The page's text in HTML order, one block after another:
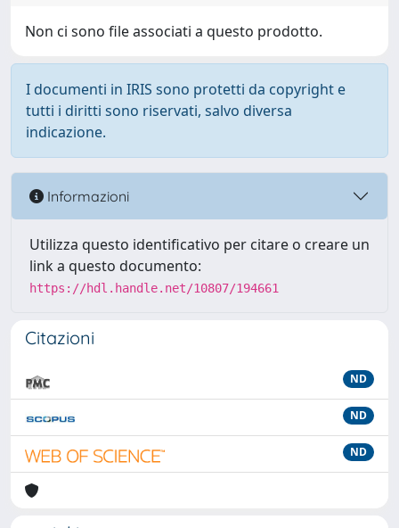
Non ci sono file associati a questo prodotto.
I documenti in IRIS sono protetti da copyright e
tutti i diritti sono riservati, salvo diversa
indicazione.
Informazioni
Utilizza questo identificativo per citare o creare un
link a questo documento:
https://hdl.handle.net/10807/194661
Citazioni
ND
ND
ND